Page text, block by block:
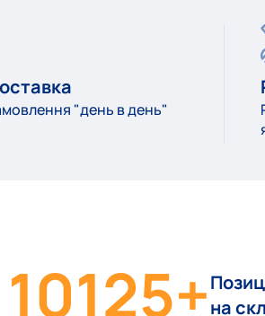
"день в день"
10125+на